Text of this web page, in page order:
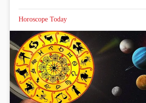
Horoscope Today